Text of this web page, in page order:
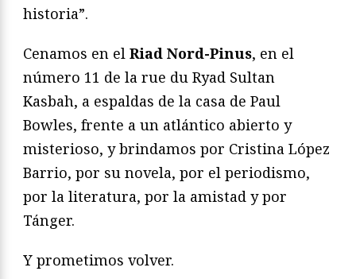
historia”.
Cenamos en el Riad Nord-Pinus, en el
número 11 de la rue du Ryad Sultan
Kasbah, a espaldas de la casa de Paul
Bowles, frente a un atlántico abierto y
misterioso, y brindamos por Cristina López
Barrio, por su novela, por el periodismo,
por la literatura, por la amistad y por
Tánger.
Y prometimos volver.